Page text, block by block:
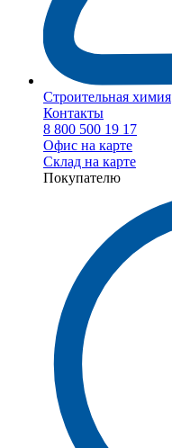
Строительная химия
Контакты
8 800 500 19 17
Офис на карте
Склад на карте
Покупателю